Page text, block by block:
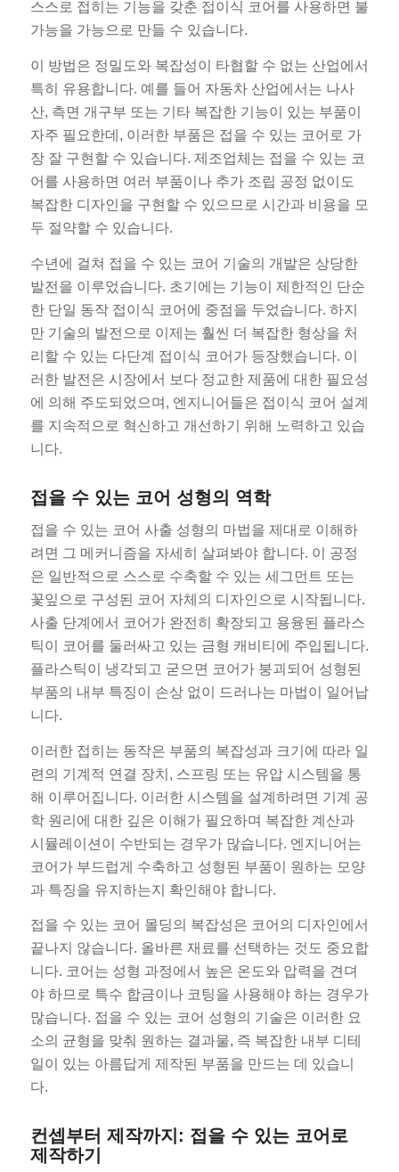
스스로 접히는 기능을 갖춘 접이식 코어를 사용하면 불
가능을 가능으로 만들 수 있습니다.
이 방법은 정밀도와 복잡성이 타협할 수 없는 산업에서
특히 유용합니다. 예를 들어 자동차 산업에서는 나사
산, 측면 개구부 또는 기타 복잡한 기능이 있는 부품이
자주 필요한데, 이러한 부품은 접을 수 있는 코어로 가
장 잘 구현할 수 있습니다. 제조업체는 접을 수 있는 코
어를 사용하면 여러 부품이나 추가 조립 공정 없이도
복잡한 디자인을 구현할 수 있으므로 시간과 비용을 모
두 절약할 수 있습니다.
수년에 걸쳐 접을 수 있는 코어 기술의 개발은 상당한
발전을 이루었습니다. 초기에는 기능이 제한적인 단순
한 단일 동작 접이식 코어에 중점을 두었습니다. 하지
만 기술의 발전으로 이제는 훨씬 더 복잡한 형상을 처
리할 수 있는 다단계 접이식 코어가 등장했습니다. 이
러한 발전은 시장에서 보다 정교한 제품에 대한 필요성
에 의해 주도되었으며, 엔지니어들은 접이식 코어 설계
를 지속적으로 혁신하고 개선하기 위해 노력하고 있습
니다.
접을 수 있는 코어 성형의 역학
접을 수 있는 코어 사출 성형의 마법을 제대로 이해하
려면 그 메커니즘을 자세히 살펴봐야 합니다. 이 공정
은 일반적으로 스스로 수축할 수 있는 세그먼트 또는
꽃잎으로 구성된 코어 자체의 디자인으로 시작됩니다.
사출 단계에서 코어가 완전히 확장되고 용융된 플라스
틱이 코어를 둘러싸고 있는 금형 캐비티에 주입됩니다.
플라스틱이 냉각되고 굳으면 코어가 붕괴되어 성형된
부품의 내부 특징이 손상 없이 드러나는 마법이 일어납
니다.
이러한 접히는 동작은 부품의 복잡성과 크기에 따라 일
련의 기계적 연결 장치, 스프링 또는 유압 시스템을 통
해 이루어집니다. 이러한 시스템을 설계하려면 기계 공
학 원리에 대한 깊은 이해가 필요하며 복잡한 계산과
시뮬레이션이 수반되는 경우가 많습니다. 엔지니어는
코어가 부드럽게 수축하고 성형된 부품이 원하는 모양
과 특징을 유지하는지 확인해야 합니다.
접을 수 있는 코어 몰딩의 복잡성은 코어의 디자인에서
끝나지 않습니다. 올바른 재료를 선택하는 것도 중요합
니다. 코어는 성형 과정에서 높은 온도와 압력을 견뎌
야 하므로 특수 합금이나 코팅을 사용해야 하는 경우가
많습니다. 접을 수 있는 코어 성형의 기술은 이러한 요
소의 균형을 맞춰 원하는 결과물, 즉 복잡한 내부 디테
일이 있는 아름답게 제작된 부품을 만드는 데 있습니
다.
컨셉부터 제작까지: 접을 수 있는 코어로
제작하기